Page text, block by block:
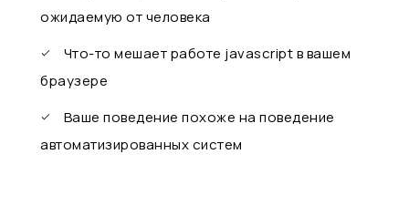
ожидаемую от человека
Что-то мешает работе javascript в вашем
браузере
Ваше поведение похоже на поведение
автоматизированных систем